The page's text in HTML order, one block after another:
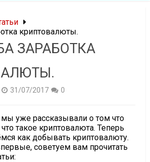
криптовалюты.
ЗАРАБОТКА
31/07/2017 0
мы уже рассказывали о том что
такое криптовалюта. Теперь
как добывать криптовалюту.
советуем вам прочитать